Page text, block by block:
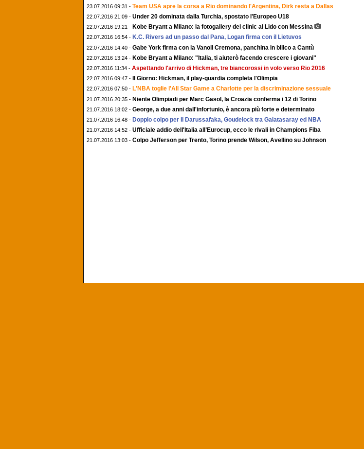
23.07.2016 09:31 - Team USA apre la corsa a Rio dominando l'Argentina, Dirk resta a Dallas
22.07.2016 21:09 - Under 20 dominata dalla Turchia, spostato l'Europeo U18
22.07.2016 19:21 - Kobe Bryant a Milano: la fotogallery del clinic al Lido con Messina
22.07.2016 16:54 - K.C. Rivers ad un passo dal Pana, Logan firma con il Lietuvos
22.07.2016 14:40 - Gabe York firma con la Vanoli Cremona, panchina in bilico a Cantù
22.07.2016 13:24 - Kobe Bryant a Milano: "Italia, ti aiuterò facendo crescere i giovani"
22.07.2016 11:34 - Aspettando l'arrivo di Hickman, tre biancorossi in volo verso Rio 2016
22.07.2016 09:47 - Il Giorno: Hickman, il play-guardia completa l'Olimpia
22.07.2016 07:50 - L'NBA toglie l'All Star Game a Charlotte per la discriminazione sessuale
21.07.2016 20:35 - Niente Olimpiadi per Marc Gasol, la Croazia conferma i 12 di Torino
21.07.2016 18:02 - George, a due anni dall'infortunio, è ancora più forte e determinato
21.07.2016 16:48 - Doppio colpo per il Darussafaka, Goudelock tra Galatasaray ed NBA
21.07.2016 14:52 - Ufficiale addio dell'Italia all’Eurocup, ecco le rivali in Champions Fiba
21.07.2016 13:03 - Colpo Jefferson per Trento, Torino prende Wilson, Avellino su Johnson